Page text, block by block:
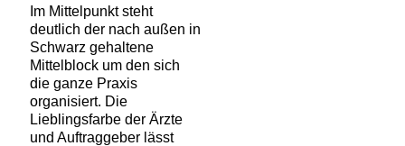
Im Mittelpunkt steht
deutlich der nach außen in
Schwarz gehaltene
Mittelblock um den sich
die ganze Praxis
organisiert. Die
Lieblingsfarbe der Ärzte
und Auftraggeber lässt